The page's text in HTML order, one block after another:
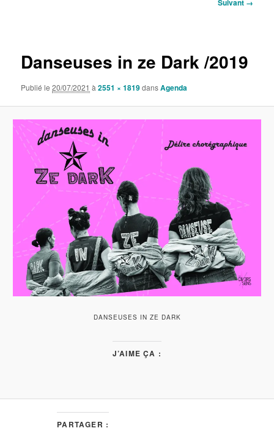
Suivant →
Danseuses in ze Dark /2019
Publié le20/07/2021 à2551 × 1819dansAgenda
DANSEUSES IN ZE DARK
J’AIME ÇA :
PARTAGER :